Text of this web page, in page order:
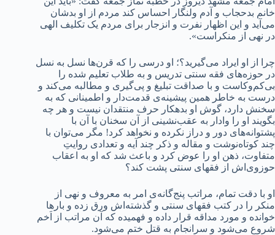
خانم بدحجاب و آدم ولنگار احساس کند مردم از او بدشان
می‌آید و این اظهار نفرت و انزجار برای مردم یک تکلیف الهی
در نهی از منکراست».
چرا از او ایراد می‌گیرید؟؛ او درسی را که قرن‌ها نسل به نسل
در حوزه‌های فقه سنتی تدریس و به طلاب تعلیم شده را
بی‌کم‌وکاست و با صداقت تبلیغ و پی‌گیری و مطالبه می‌کند و
درست به خاطر همین پیشینه‌ی قدمت‌دار و اطمینانی که به
سخنش دارد، گوش او بدهکار حرف منتقدان نیست و هر چه
بگویند او را وادار به عقب‌نشینی از آن سخنان با آن با
پشتوانه‌های دور و دراز نکرده و نخواهد کرد! مگر می‌توان با
چند کوتاه‌نوشت و مقاله و ذکر چند آیه و تعدادی روایتِ
متفاوت، ذهن او را عوض کرد و باعث شد که او به اعقاب
حوزوی‌اش از فقهای سنتی پشت کند؟
او با دقت تمام، مراتب پنج‌گانه‌ی امر به معروف و نهی از
منکر را در کتب فقهای سنتی و گذشته‌اش ورق زده و بارها
خوانده و مورد مداقه قرار داده و فهمیده که آن مراتب از اَخم
شروع می‌شود و سرانجام به قتل ختم می‌شود.